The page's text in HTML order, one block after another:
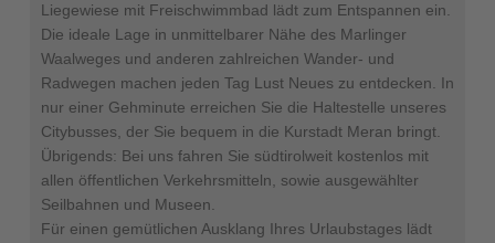
Liegewiese mit Freischwimmbad lädt zum Entspannen ein.
Die ideale Lage in unmittelbarer Nähe des Marlinger
Waalweges und anderen zahlreichen Wander- und
Radwegen machen jeden Tag Lust Neues zu entdecken. In
nur einer Gehminute erreichen Sie die Haltestelle unseres
Citybusses, der Sie bequem in die Kurstadt Meran bringt.
Übrigends: Bei uns fahren Sie südtirolweit kostenlos mit
allen öffentlichen Verkehrsmitteln, sowie ausgewählter
Seilbahnen und Museen.
Für einen gemütlichen Ausklang Ihres Urlaubstages lädt